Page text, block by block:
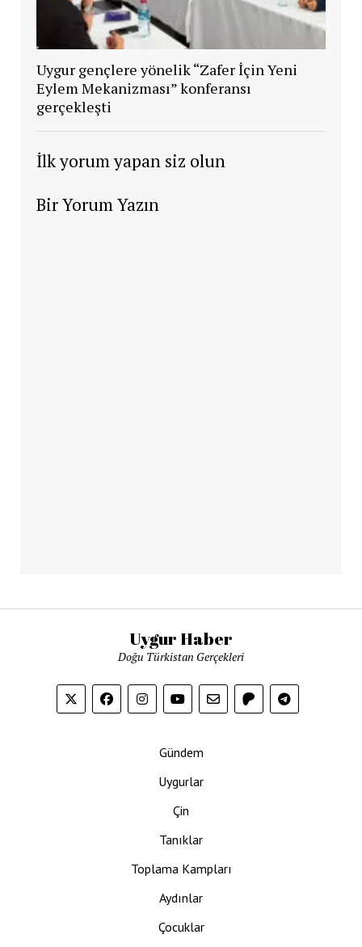
Uygur gençlere yönelik “Zafer İçin Yeni
Eylem Mekanizması” konferansı
gerçekleşti
İlk yorum yapan siz olun
Bir Yorum Yazın
Uygur Haber
Doğu Türkistan Gerçekleri
Gündem
Uygurlar
Çin
Tanıklar
Toplama Kampları
Aydınlar
Çocuklar